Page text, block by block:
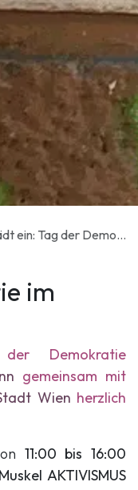
der Demokratie im Living Lab
im
Demokratie
gemeinsam mit
Wien herzlich
11:00 bis 16:00
AKTIVISMUS